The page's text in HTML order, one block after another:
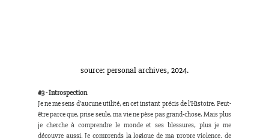
source: personal archives, 2024.
#3 - Introspection
Je ne me sens d’aucune utilité, en cet instant précis de l’Histoire. Peut-
être parce que, prise seule, ma vie ne pèse pas grand-chose. Mais plus
je cherche à comprendre le monde et ses blessures, plus je me
découvre aussi. Je comprends la logique de ma propre violence, de